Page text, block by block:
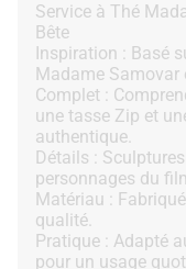
Service à Thé
Bête
Inspiration : Basé
Madame Samovar
Complet :
une tasse Zip et
authentique.
Détails :
personnages du
Matériau :
qualité.
Pratique : Adapté
pour un usage